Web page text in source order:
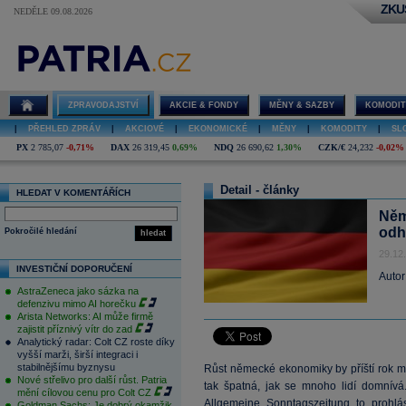
NEDĚLE 09.08.2026
ZPRAVODAJSTVÍ AKCIE & FONDY MĚNY & SAZBY
PŘEHLED ZPRÁV AKCIOVÉ EKONOMICKÉ MĚNY KOMODITY
PX 2 785,07 -0,71% DAX 26 319,45 0,69% NDQ 26 690,62 1,30% CZK/€ 24,232 -0,02%
HLEDAT V KOMENTÁŘÍCH
hledat
Pokročilé hledání
INVESTIČNÍ DOPORUČENÍ
AstraZeneca jako sázka na
defenzivu mimo AI horečku
Arista Networks: AI může firmě
zajistit příznivý vítr do zad
Analytický radar: Colt CZ roste díky
vyšší marži, širší integraci i
stabilnějšímu byznysu
Nové střelivo pro další růst. Patria
mění cílovou cenu pro Colt CZ
Detail - články
Růst německé ekonomiky by příští rok
tak špatná, jak se mnoho lidí
Allgemeine Sonntagszeitung to